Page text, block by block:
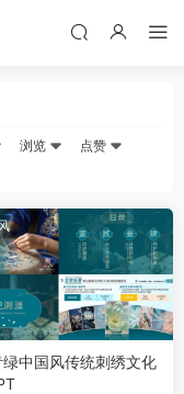
浏览
点赞
中国风传统刺绣文化